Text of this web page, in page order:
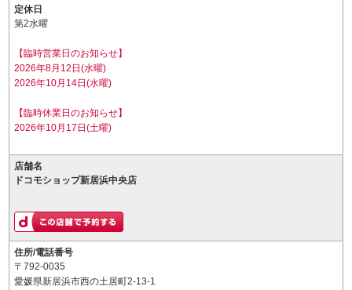
定休日
第2水曜
【臨時営業日のお知らせ】
2026年8月12日(水曜)
2026年10月14日(水曜)
【臨時休業日のお知らせ】
2026年10月17日(土曜)
店舗名
ドコモショップ新居浜中央店
住所/電話番号
〒792-0035
愛媛県新居浜市西の土居町2-13-1